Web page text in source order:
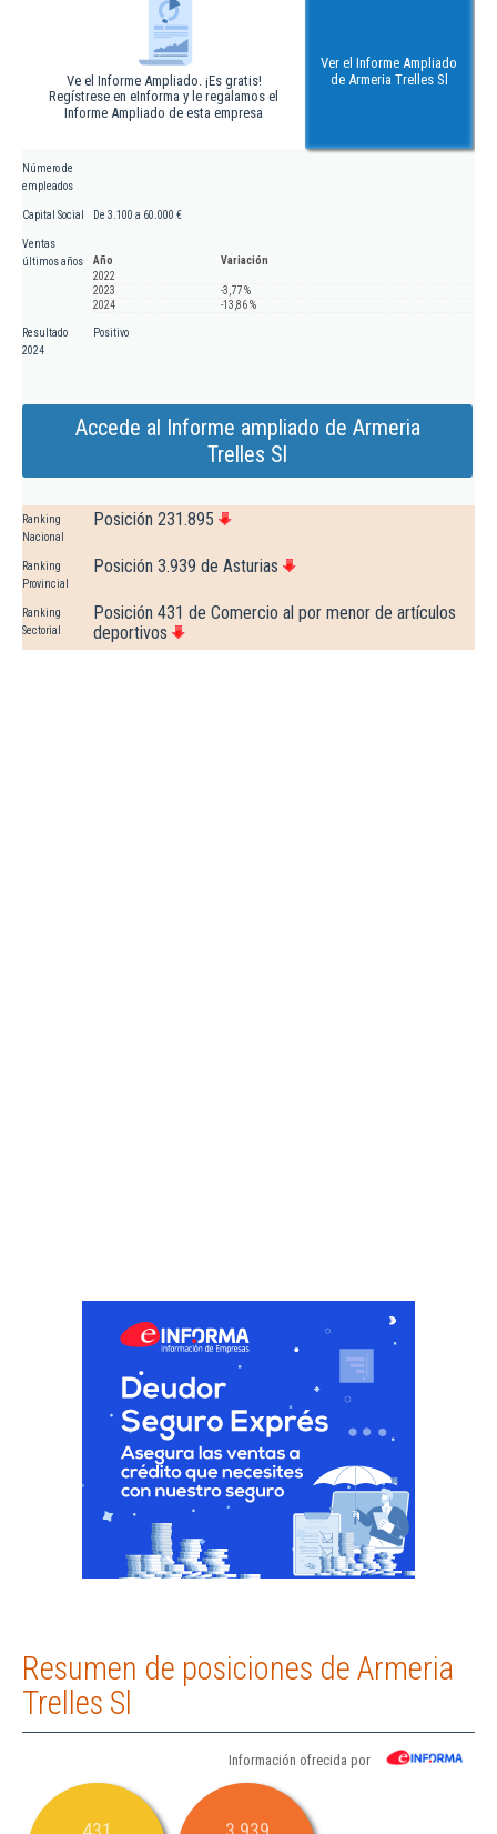
Ve el Informe Ampliado. ¡Es gratis!
Regístrese en eInforma y le regalamos el
Informe Ampliado de esta empresa
Ver el Informe Ampliado
de Armeria Trelles Sl
Número de
empleados
Capital Social De 3.100 a 60.000 €
Ventas
últimos años
Año
Variación
2022
2023
-3,77 %
2024
-13,86 %
Resultado
2024
Positivo
Accede al Informe ampliado de Armeria
Trelles Sl
Ranking
Nacional
Posición 231.895
Ranking
Provincial
Posición 3.939 de Asturias
Ranking
Sectorial
Posición 431 de Comercio al por menor de artículos
deportivos
Resumen de posiciones de Armeria
Trelles Sl
Información ofrecida por